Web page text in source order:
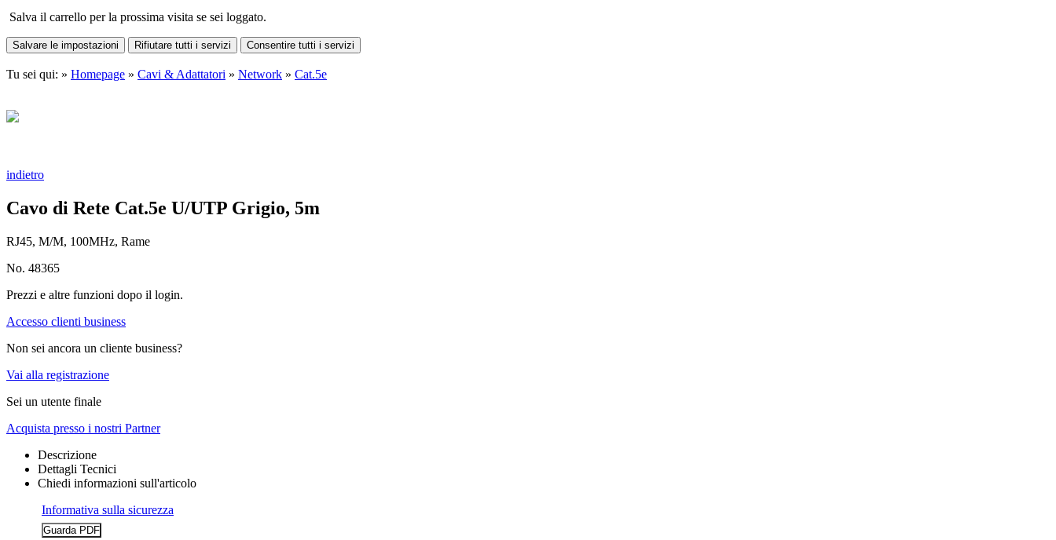
Salva il carrello per la prossima visita se sei loggato.
Salvare le impostazioni Rifiutare tutti i servizi Consentire tutti i servizi
Tu sei qui: » Homepage » Cavi & Adattatori » Network » Cat.5e
indietro
Cavo di Rete Cat.5e U/UTP Grigio, 5m
RJ45, M/M, 100MHz, Rame
No. 48365
Prezzi e altre funzioni dopo il login.
Accesso clienti business
Non sei ancora un cliente business?
Vai alla registrazione
Sei un utente finale
Acquista presso i nostri Partner
Descrizione
Dettagli Tecnici
Chiedi informazioni sull'articolo
Informativa sulla sicurezza